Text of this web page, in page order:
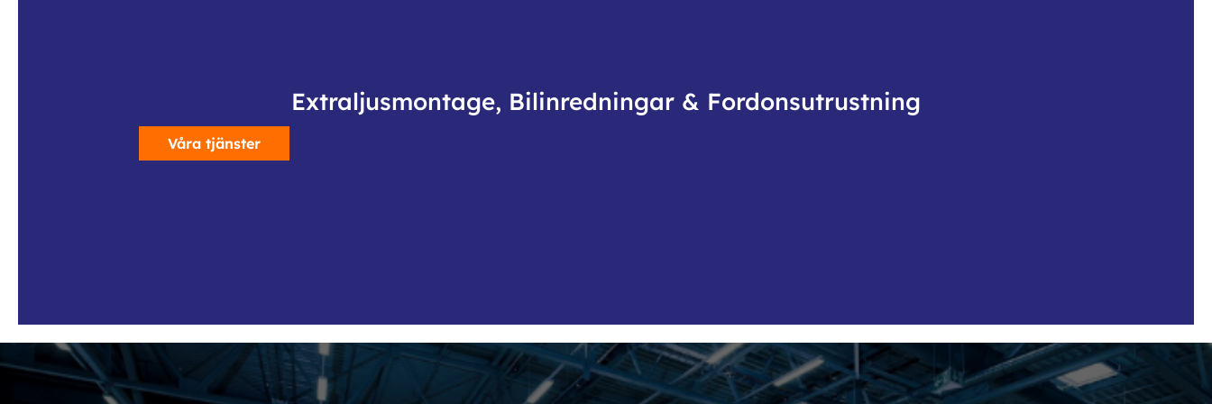
Extraljusmontage, Bilinredningar & Fordonsutrustning
Våra tjänster